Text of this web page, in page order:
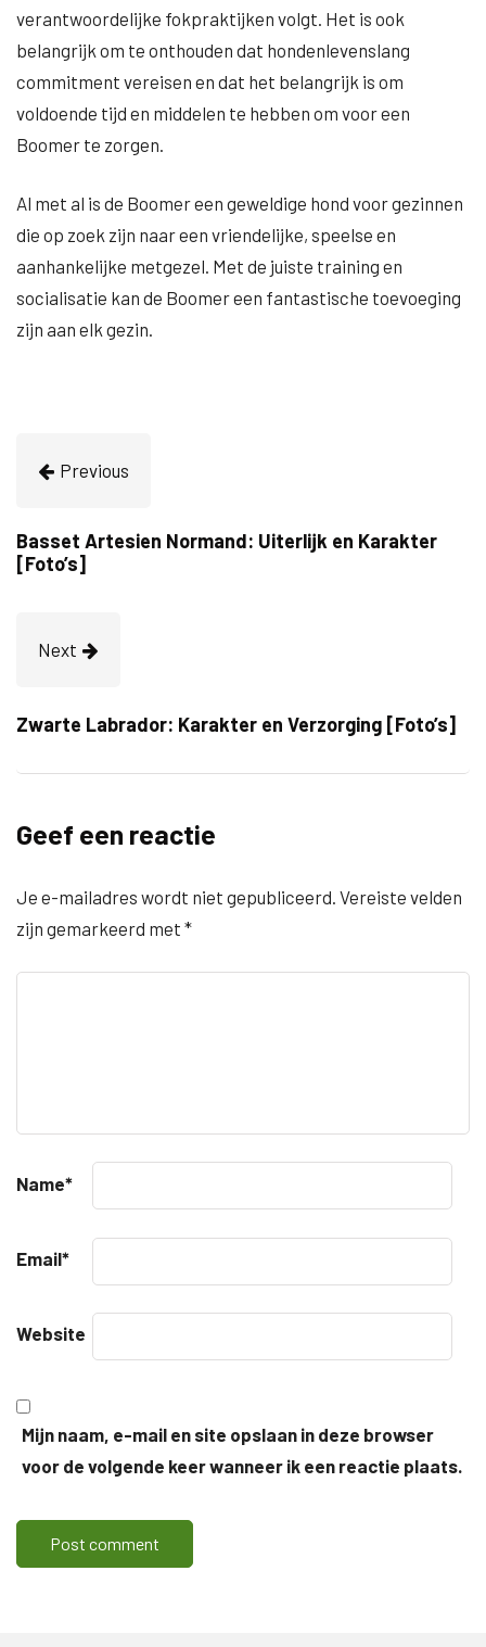
verantwoordelijke fokpraktijken volgt. Het is ook
belangrijk om te onthouden dat hondenlevenslang
commitment vereisen en dat het belangrijk is om
voldoende tijd en middelen te hebben om voor een
Boomer te zorgen.
Al met al is de Boomer een geweldige hond voor gezinnen
die op zoek zijn naar een vriendelijke, speelse en
aanhankelijke metgezel. Met de juiste training en
socialisatie kan de Boomer een fantastische toevoeging
zijn aan elk gezin.
Previous
Basset Artesien Normand: Uiterlijk en Karakter
[Foto’s]
Next
Zwarte Labrador: Karakter en Verzorging [Foto’s]
Geef een reactie
Je e-mailadres wordt niet gepubliceerd. Vereiste velden
zijn gemarkeerd met *
Name*
Email*
Website
Mijn naam, e-mail en site opslaan in deze browser
voor de volgende keer wanneer ik een reactie plaats.